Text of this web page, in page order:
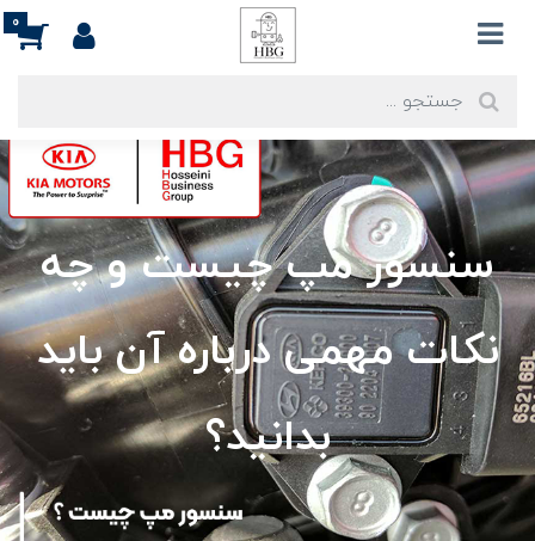
0
سنسور مپ چیست و چه
نکات مهمی درباره آن باید
بدانید؟